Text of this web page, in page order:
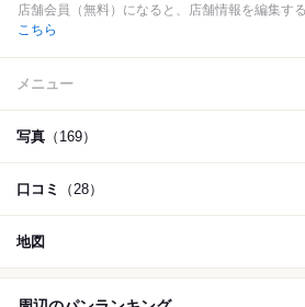
店舗会員（無料）になると、店舗情報を編集す
こちら
メニュー
写真 （169）
口コミ （28）
地図